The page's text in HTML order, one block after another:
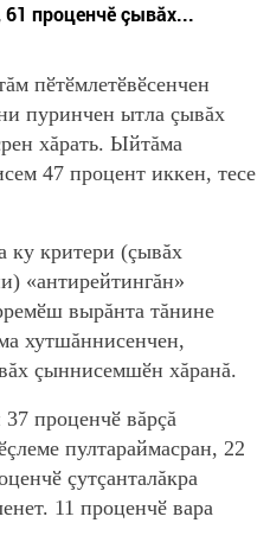
61 проценчӗ çывăх...
пӗтӗмлетӗвӗсенчен
пуринчен ытла çывăх
хăрать. Ыйтăма
47 процент иккен, тесе
ку критери (çывăх
«антирейтингăн»
вырăнта тăнине
хутшăннисенчен,
çыннисемшӗн хăранă.
проценчӗ вăрçă
пултараймасран, 22
çутçанталăкра
11 проценчӗ вара